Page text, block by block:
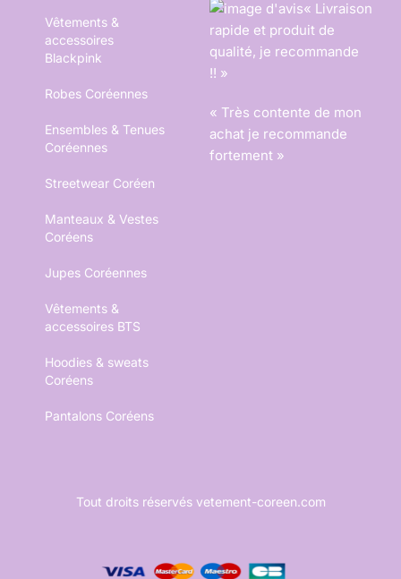
Vêtements &
accessoires
Blackpink
Robes Coréennes
Ensembles & Tenues
Coréennes
Streetwear Coréen
Manteaux & Vestes
Coréens
Jupes Coréennes
Vêtements &
accessoires BTS
Hoodies & sweats
Coréens
Pantalons Coréens
« Livraison
rapide et produit de
qualité, je recommande
!! »
« Très contente de mon
achat je recommande
fortement »
Tout droits réservés vetement-coreen.com